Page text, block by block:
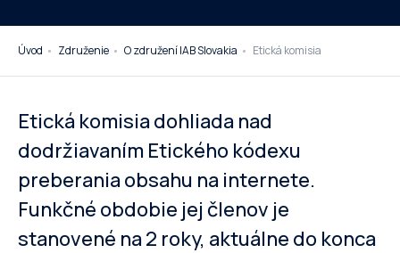
Úvod Združenie O združení IAB Slovakia Etická komisia
Etická komisia dohliada nad
dodržiavaním Etického kódexu
preberania obsahu na internete.
Funkčné obdobie jej členov je
stanovené na 2 roky, aktuálne do konca